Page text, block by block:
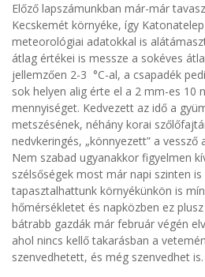
Előző lapszámunkban már-már
Kecskemét környéke, így
meteorológiai adatokkal is
átlag értékei is messze a sokéves
jellemzően 2-3 °C-al, a csapadék
sok helyen alig érte el a 2 mm-es 10
mennyiséget. Kedvezett az idő a
metszésének, néhány korai
nedvkeringés, „könnyezett” a
Nem szabad ugyanakkor figyelmen
szélsőségek most már napi szinten
tapasztalhattunk környékünkön is
hőmérsékletet és napközben ez
bátrabb gazdák már február végén
ahol nincs kellő takarásban a
szenvedhetett, és még szenvedhet is.